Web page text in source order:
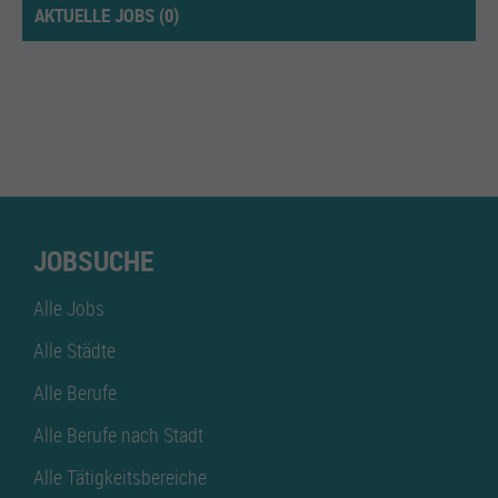
AKTUELLE JOBS (0)
JOBSUCHE
Alle Jobs
Alle Städte
Alle Berufe
Alle Berufe nach Stadt
Alle Tätigkeitsbereiche